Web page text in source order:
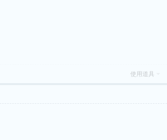
使用道具